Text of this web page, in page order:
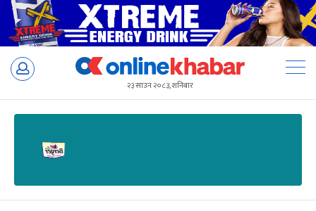
Skip
२३ साउन २०८३, शनिबार